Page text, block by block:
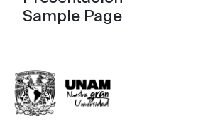
Sample Page